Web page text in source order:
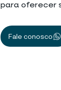
para oferecer
Fale conosco